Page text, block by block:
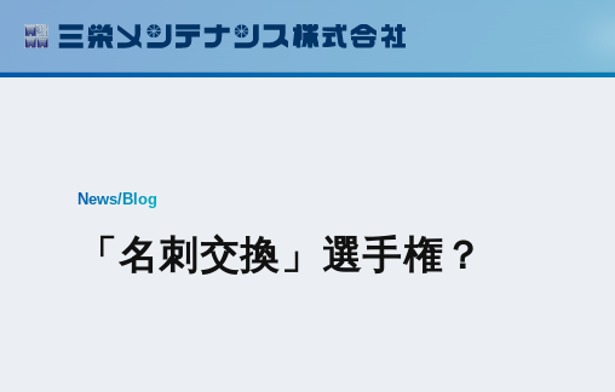
News/Blog
「名刺交換」選手権？